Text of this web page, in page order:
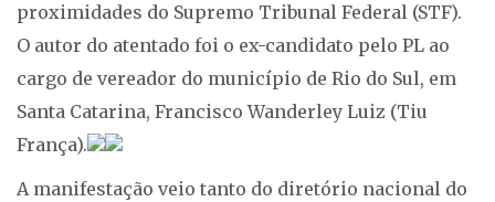
proximidades do Supremo Tribunal Federal (STF).
O autor do atentado foi o ex-candidato pelo PL ao
cargo de vereador do município de Rio do Sul, em
Santa Catarina, Francisco Wanderley Luiz (Tiu
França).
A manifestação veio tanto do diretório nacional do